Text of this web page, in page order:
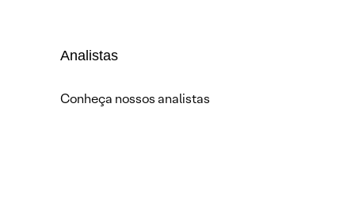
Analistas
Conheça nossos analistas